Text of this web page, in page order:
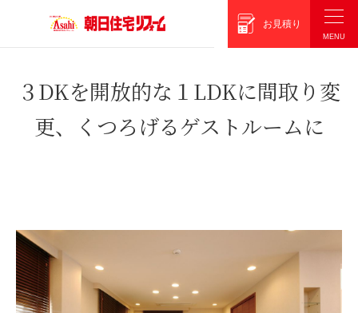
お見積り
３DKを開放的な１LDKに間取り変
更、くつろげるゲストルームに